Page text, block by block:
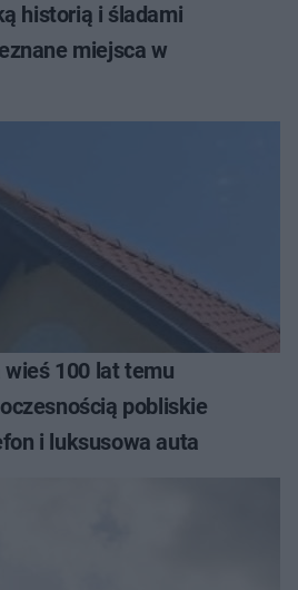
historią i śladami
miejsca w
100 lat temu
pobliskie
i luksusowa auta